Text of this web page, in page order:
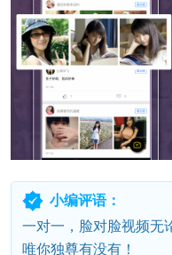
小编评语：
一对一，脸对脸视频无
唯你独尊有没有！